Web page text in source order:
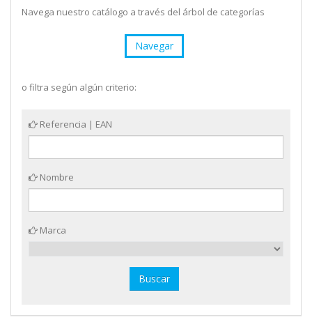
Navega nuestro catálogo a través del árbol de categorías
Navegar
o filtra según algún criterio:
Referencia | EAN
Nombre
Marca